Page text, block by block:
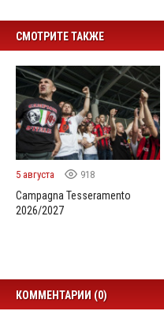
СМОТРИТЕ ТАКЖЕ
5 августа 918
Campagna Tesseramento
2026/2027
КОММЕНТАРИИ (0)